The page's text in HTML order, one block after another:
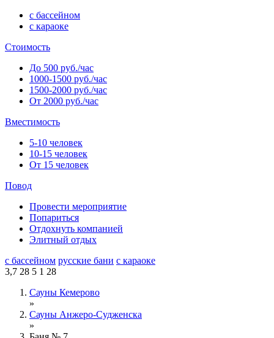
с бассейном
с караоке
Стоимость
До 500 руб./час
1000-1500 руб./час
1500-2000 руб./час
От 2000 руб./час
Вместимость
5-10 человек
10-15 человек
От 15 человек
Повод
Провести мероприятие
Попариться
Отдохнуть компанией
Элитный отдых
с бассейном русские бани с караоке
3,7 28 5 1 28
Сауны Кемерово
»
Сауны Анжеро-Судженска
»